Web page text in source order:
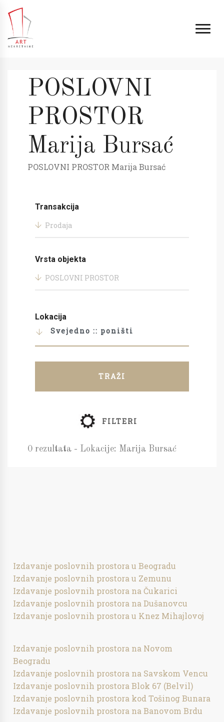
POSLOVNI
PROSTOR
Marija Bursać
POSLOVNI PROSTOR Marija Bursać
Transakcija
Prodaja
Vrsta objekta
POSLOVNI PROSTOR
Lokacija
Svejedno :: poništi
TRAŽI
FILTERI
0 rezultata - Lokacije: Marija Bursać
Izdavanje poslovnih prostora u Beogradu
Izdavanje poslovnih prostora u Zemunu
Izdavanje poslovnih prostora na Čukarici
Izdavanje poslovnih prostora na Dušanovcu
Izdavanje poslovnih prostora u Knez Mihajlovoj
Izdavanje poslovnih prostora na Novom
Beogradu
Izdavanje poslovnih prostora na Savskom Vencu
Izdavanje poslovnih prostora Blok 67 (Belvil)
Izdavanje poslovnih prostora kod Tošinog Bunara
Izdavanje poslovnih prostora na Banovom Brdu